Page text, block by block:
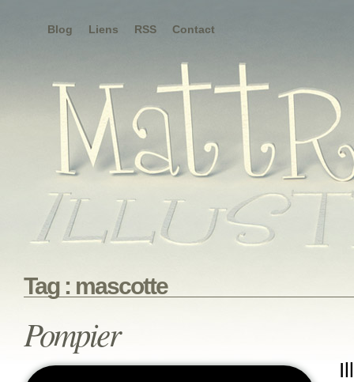
Blog Liens RSS Contact
Tag : mascotte
Pompier